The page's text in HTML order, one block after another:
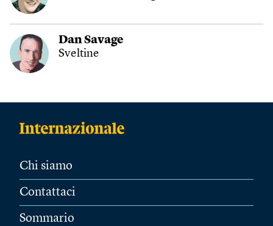
Dan Savage
Sveltine
Chi siamo
Contattaci
Sommario